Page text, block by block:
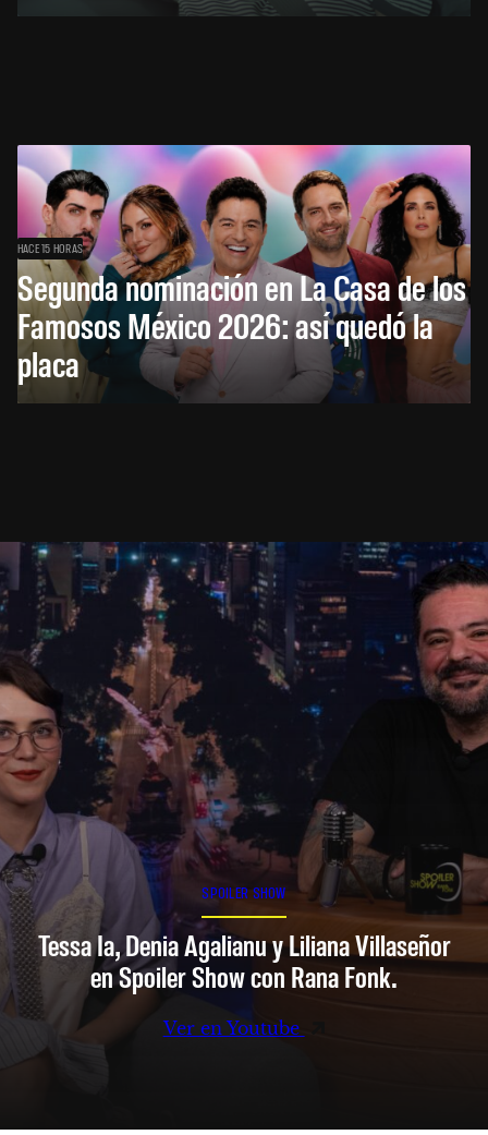
HACE 15 HORAS
Segunda nominación en La Casa de los
Famosos México 2026: así quedó la
placa
SPOILER SHOW
Tessa Ia, Denia Agalianu y Liliana Villaseñor
en Spoiler Show con Rana Fonk.
Ver en Youtube